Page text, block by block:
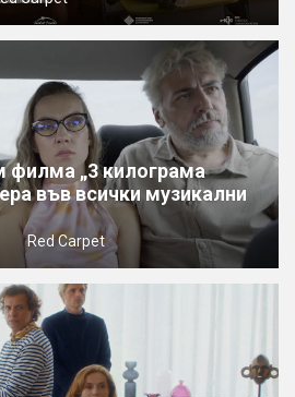
филма „3 килограма
във всички музикални
Red Carpet